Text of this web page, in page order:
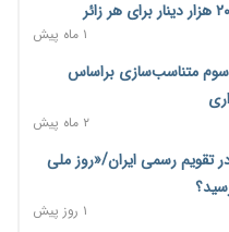
۱ روز پیش
معیشت هر روز عمیق‌تر
۱ روز پیش
پردرآمد مشمول پرداخت
۱ روز پیش
۱ ماه پیش
متناسب‌سازی براساس
۲ ماه پیش
در تقویم رسمی ایران/«روز ملی
۱ روز پیش